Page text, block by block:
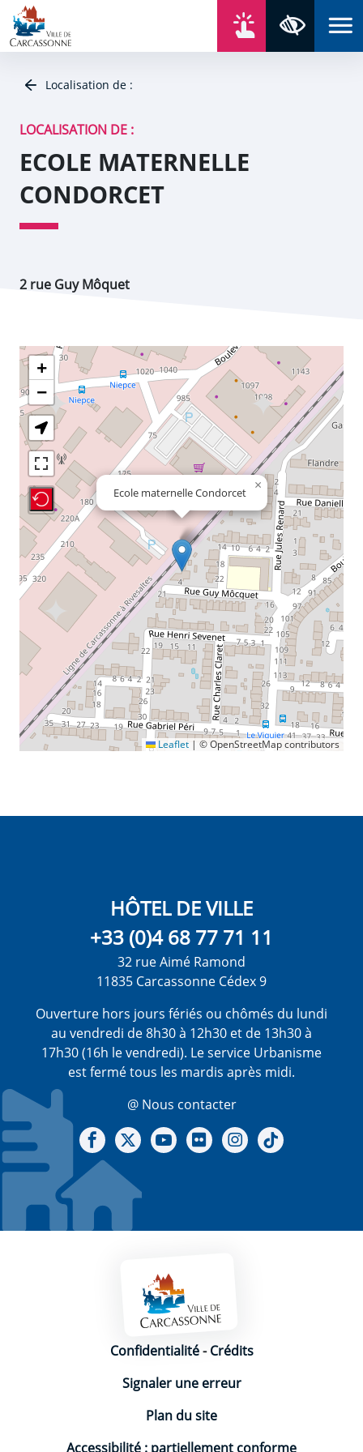
Aller au contenu
Aller au menu
Aller au plan du site
Aller à la recherche
Localisation de :
LOCALISATION DE :
ECOLE MATERNELLE
CONDORCET
2 rue Guy Môquet
Ecole maternelle Condorcet ×
+
−
Recenter Map
Leaflet | © OpenStreetMap contributors
HÔTEL DE VILLE
+33 (0)4 68 77 71 11
32 rue Aimé Ramond
11835 Carcassonne Cédex 9
Ouverture hors jours fériés ou chômés du lundi
au vendredi de 8h30 à 12h30 et de 13h30 à
17h30 (16h le vendredi). Le service Urbanisme
est fermé tous les mardis après midi.
@ Nous contacter
Notre Facebook
Notre X - (twitter)
Notre chaine Youtube
Notre Gallerie sur Flickr
Notre Instagram
Mentions légales
Confidentialité-Crédits
Signaler une erreur
Plan du site
Accessibilité : partiellement conforme
Panneau de gestion des cookies